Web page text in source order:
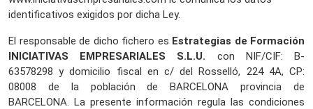
identificativos exigidos por dicha Ley.
El responsable de dicho fichero es Estrategias de Formación
INICIATIVAS EMPRESARIALES S.L.U. con NIF/CIF: B-
63578298 y domicilio fiscal en c/ del Rosselló, 224 4A, CP:
08008 de la población de BARCELONA provincia de
BARCELONA. La presente información regula las condiciones